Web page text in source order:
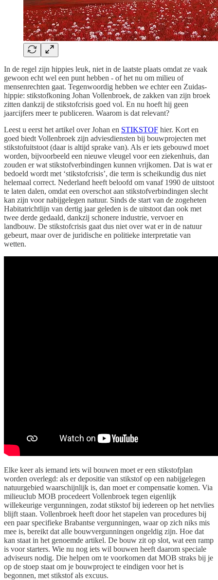
In de regel zijn hippies leuk, niet in de laatste plaats omdat ze vaak
gewoon echt wel een punt hebben - of het nu om milieu of
mensenrechten gaat. Tegenwoordig hebben we echter een Zuidas-
hippie: stikstofkoning Johan Vollenbroek, de zakken van zijn broek
zitten dankzij de stikstofcrisis goed vol. En nu hoeft hij geen
jaarcijfers meer te publiceren. Waarom is dat relevant?
Leest u eerst het artikel over Johan en STIKSTOF hier. Kort en
goed biedt Vollenbroek zijn adviesdiensten bij bouwprojecten met
stikstofuitstoot (daar is altijd sprake van). Als er iets gebouwd moet
worden, bijvoorbeeld een nieuwe vleugel voor een ziekenhuis, dan
zouden er wat stikstofverbindingen kunnen vrijkomen. Dat is wat er
bedoeld wordt met ‘stikstofcrisis’, die term is scheikundig dus niet
helemaal correct. Nederland heeft beloofd om vanaf 1990 de uitstoot
te laten dalen, omdat een overschot aan stikstofverbindingen slecht
kan zijn voor nabijgelegen natuur. Sinds de start van de zogeheten
Habitatrichtlijn van dertig jaar geleden is de uitstoot dan ook met
twee derde gedaald, dankzij schonere industrie, vervoer en
landbouw. De stikstofcrisis gaat dus niet over wat er in de natuur
gebeurt, maar over de juridische en politieke interpretatie van
wetten.
Elke keer als iemand iets wil bouwen moet er een stikstofplan
worden overlegd: als er depositie van stikstof op een nabijgelegen
natuurgebied waarschijnlijk is, dan moet er compensatie komen. Via
milieuclub MOB procedeert Vollenbroek tegen eigenlijk
willekeurige vergunningen, zodat stikstof bij iedereen op het netvlies
blijft staan. Vollenbroek heeft door het stapelen van procedures bij
een paar specifieke Brabantse vergunningen, waar op zich niks mis
mee is, bereikt dat alle bouwvergunningen ongeldig zijn. Hoe dat
kan staat in het genoemde artikel. De bouw zit op slot, wat een ramp
is voor starters. Wie nu nog iets wil bouwen heeft daarom speciale
adviseurs nodig. Die helpen om te voorkomen dat MOB straks bij je
op de stoep staat om je bouwproject te eindigen voor het is
begonnen, met stikstof als excuus.